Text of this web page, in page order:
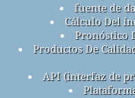
fuente de
Cálculo Del
Pronóstico
Productos De
API (interfaz de